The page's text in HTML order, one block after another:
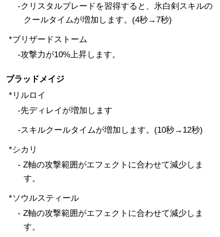
-クリスタルブレードを習得すると、氷白剣スキルの
クールタイムが増加します。(4秒→7秒)
*ブリザードストーム
-攻撃力が10%上昇します。
ブラッドメイジ
*リルロイ
-先ディレイが増加します
-スキルクールタイムが増加します。(10秒→12秒)
*シカリ
- Z軸の攻撃範囲がエフェクトに合わせて減少しま
す。
*ソウルスティール
- Z軸の攻撃範囲がエフェクトに合わせて減少しま
す。